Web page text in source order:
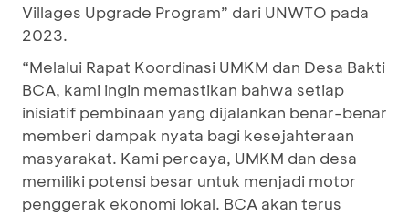
Villages Upgrade Program” dari UNWTO pada
2023.
“Melalui Rapat Koordinasi UMKM dan Desa Bakti
BCA, kami ingin memastikan bahwa setiap
inisiatif pembinaan yang dijalankan benar-benar
memberi dampak nyata bagi kesejahteraan
masyarakat. Kami percaya, UMKM dan desa
memiliki potensi besar untuk menjadi motor
penggerak ekonomi lokal. BCA akan terus